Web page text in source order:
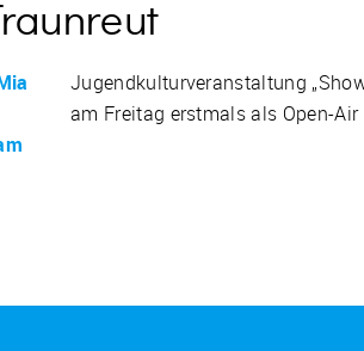
Jugendkulturveranstaltung
am Freitag erstmals als Open-Air